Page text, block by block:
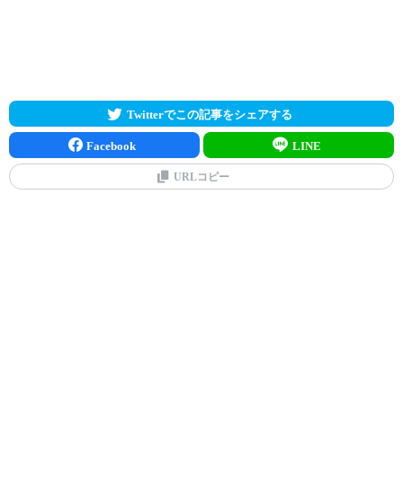
Twitterでこの記事をシェアする
Facebook LINE
URLコピー